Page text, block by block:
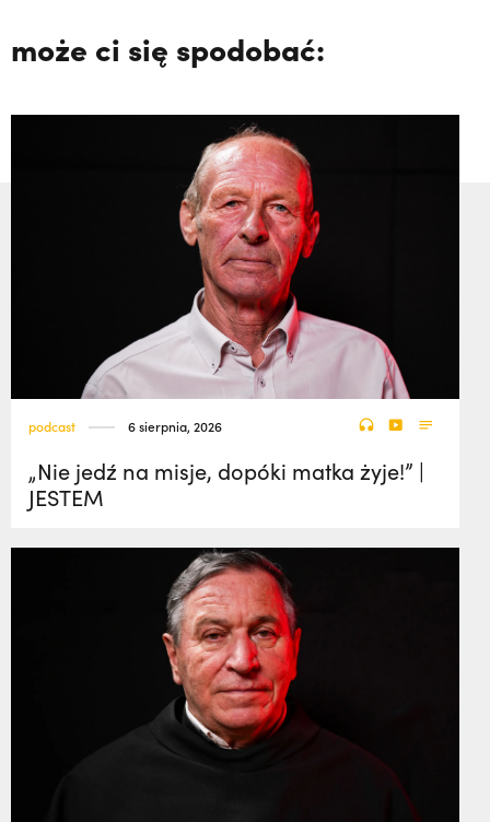
może ci się spodobać:
podcast 6 sierpnia, 2026
„Nie jedź na misje, dopóki matka żyje!” |
JESTEM